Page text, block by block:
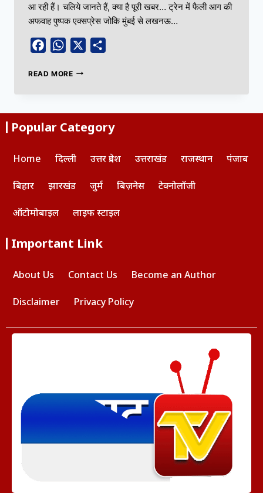
आ रही हैं। चलिये जानते हैं, क्या है पूरी खबर… ट्रेन में फैली आग की
अफवाह पुष्पक एक्सप्रेस जोकि मुंबई से लखनऊ…
FacebookWhatsApp
READ MORE
Popular Category
Home दिल्ली उत्तर प्रदेश उत्तराखंड राजस्थान पंजाब
बिहार झारखंड जुर्म बिज़नेस टेक्नोलॉजी
ऑटोमोबाइल लाइफ स्टाइल
Important Link
About Us Contact Us Become an Author
Disclaimer Privacy Policy